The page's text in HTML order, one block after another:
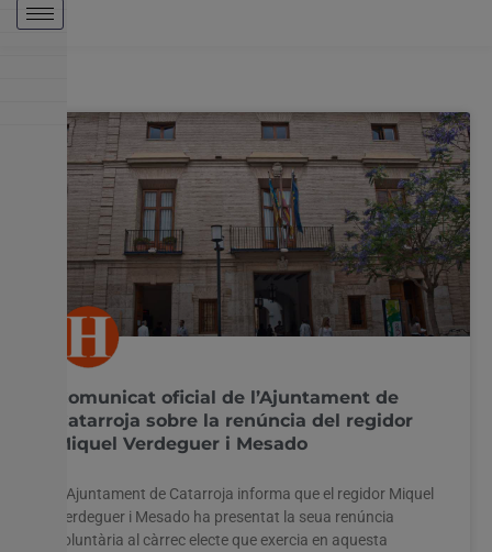
Comunicat oficial de l’Ajuntament de
Catarroja sobre la renúncia del regidor
Miquel Verdeguer i Mesado
L’Ajuntament de Catarroja informa que el regidor Miquel
Verdeguer i Mesado ha presentat la seua renúncia
voluntària al càrrec electe que exercia en aquesta